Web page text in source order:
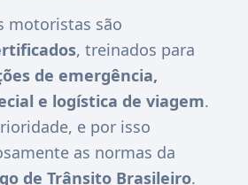
motoristas são
, treinados para
de emergência,
e logística de viagem.
e por isso
as normas da
de Trânsito Brasileiro.